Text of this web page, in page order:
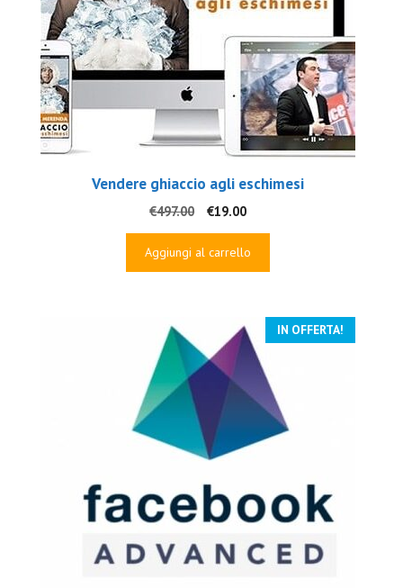
Vendere ghiaccio agli eschimesi
€497.00
Il
prezzo
originale
€19.00Il
prezzo
attuale
Aggiungi al carrello
IN OFFERTA!